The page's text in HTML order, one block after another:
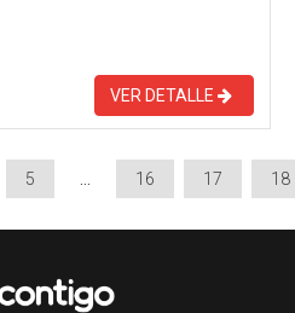
VER DETALLE
5 16 17 18